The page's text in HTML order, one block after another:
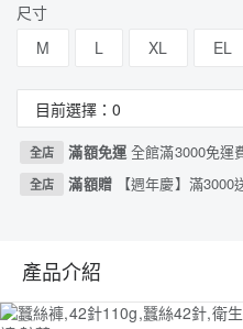
尺寸
M
L XL EL
全店 滿額免運全館滿3000免運
全店 滿額贈 【週年慶】滿
產品介紹